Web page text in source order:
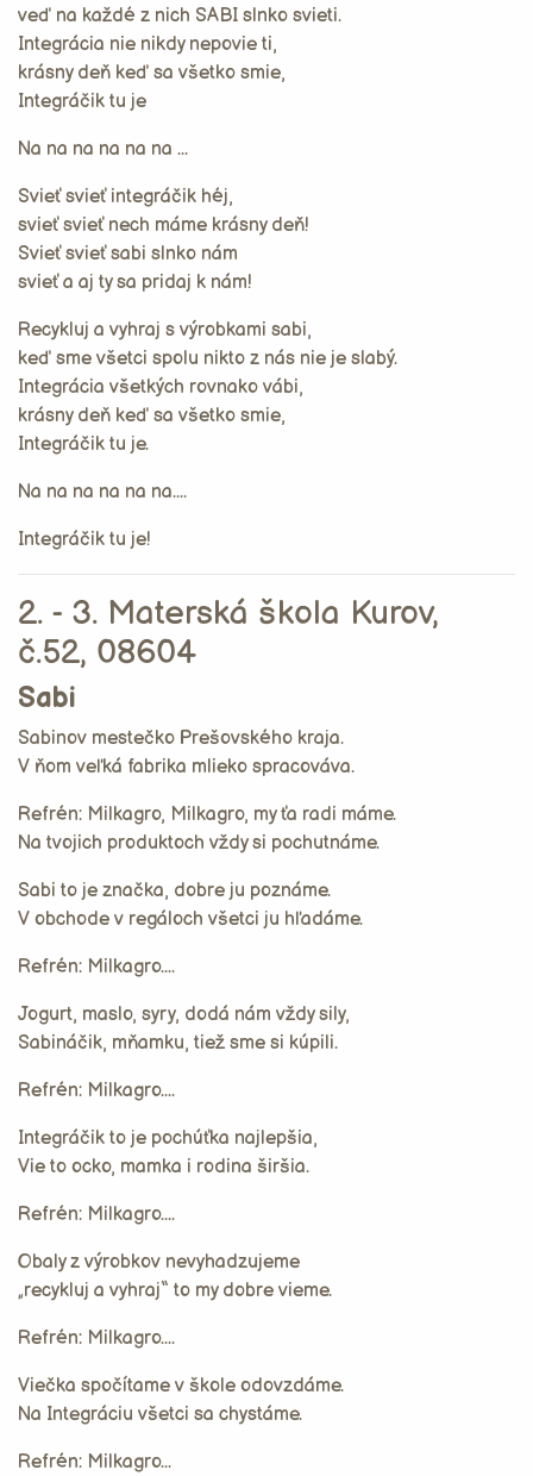
veď na každé z nich SABI slnko svieti.
Integrácia nie nikdy nepovie ti,
krásny deň keď sa všetko smie,
Integráčik tu je
Na na na na na na ...
Svieť svieť integráčik héj,
svieť svieť nech máme krásny deň!
Svieť svieť sabi slnko nám
svieť a aj ty sa pridaj k nám!
Recykluj a vyhraj s výrobkami sabi,
keď sme všetci spolu nikto z nás nie je slabý.
Integrácia všetkých rovnako vábi,
krásny deň keď sa všetko smie,
Integráčik tu je.
Na na na na na na....
Integráčik tu je!
2. - 3. Materská škola Kurov,
č.52, 08604
Sabi
Sabinov mestečko Prešovského kraja.
V ňom veľká fabrika mlieko spracováva.
Refrén: Milkagro, Milkagro, my ťa radi máme.
Na tvojich produktoch vždy si pochutnáme.
Sabi to je značka, dobre ju poznáme.
V obchode v regáloch všetci ju hľadáme.
Refrén: Milkagro....
Jogurt, maslo, syry, dodá nám vždy sily,
Sabináčik, mňamku, tiež sme si kúpili.
Refrén: Milkagro....
Integráčik to je pochúťka najlepšia,
Vie to ocko, mamka i rodina širšia.
Refrén: Milkagro....
Obaly z výrobkov nevyhadzujeme
„recykluj a vyhraj“ to my dobre vieme.
Refrén: Milkagro....
Viečka spočítame v škole odovzdáme.
Na Integráciu všetci sa chystáme.
Refrén: Milkagro...